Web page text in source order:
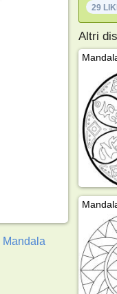
Mandala
29
Altri